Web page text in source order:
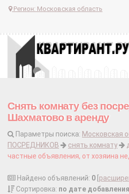
Регион: Московская область
Снять комнату без
Шахматово в аренду
Параметры поиска: Московская
ПОСРЕДНИКОВ
снять комнату
частные объявления, от хозяина
Найдено объявлений: 0
Сортировка: по дате добавления